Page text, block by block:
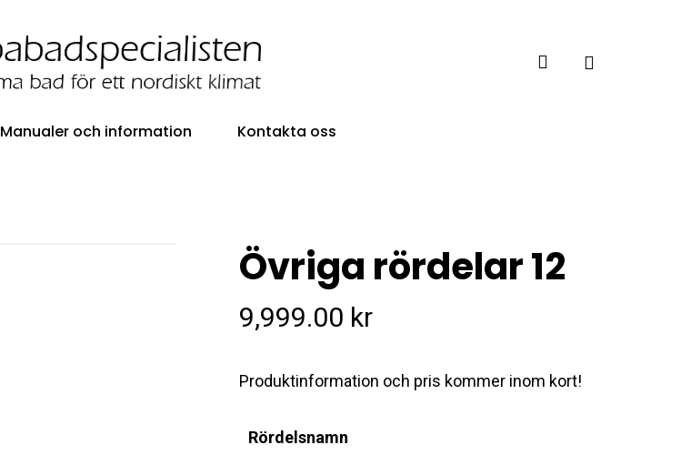
Manualer och information Kontakta oss
Övriga rördelar 12
9,999.00 kr
Produktinformation och pris kommer inom kort!
Rördelsnamn